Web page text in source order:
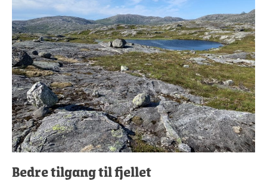
Bedre tilgang til fjellet